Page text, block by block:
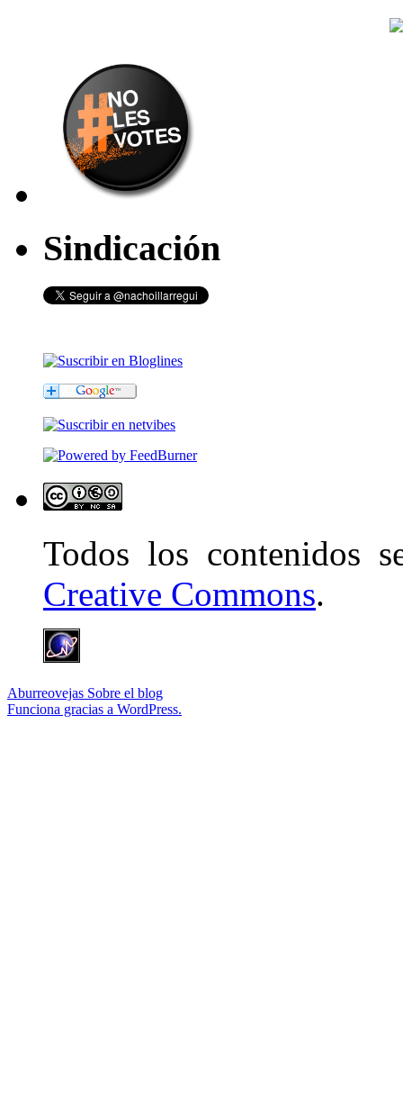
Sindicación
Todos los contenidos
Creative Commons.
Aburreovejas Sobre el blog
Funciona gracias a WordPress.